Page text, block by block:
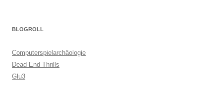
BLOGROLL
Computerspielarchäologie
Dead End Thrills
Glu3